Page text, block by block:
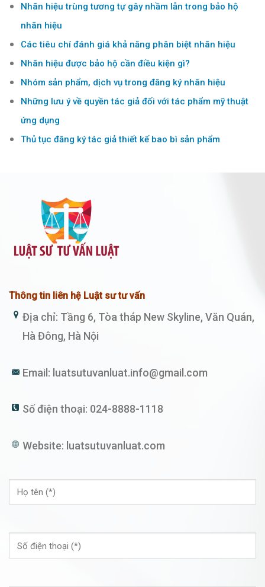
Nhãn hiệu trùng tương tự gây nhầm lẫn trong bảo hộ
nhãn hiệu
Các tiêu chí đánh giá khả năng phân biệt nhãn hiệu
Nhãn hiệu được bảo hộ cần điều kiện gì?
Nhóm sản phẩm, dịch vụ trong đăng ký nhãn hiệu
Những lưu ý về quyền tác giả đối với tác phẩm mỹ thuật
ứng dụng
Thủ tục đăng ký tác giả thiết kế bao bì sản phẩm
Thông tin liên hệ Luật sư tư vấn
Địa chỉ: Tầng 6, Tòa tháp New Skyline, Văn Quán,
Hà Đông, Hà Nội
Email: luatsutuvanluat.info@gmail.com
Số điện thoại: 024-8888-1118
Website: luatsutuvanluat.com